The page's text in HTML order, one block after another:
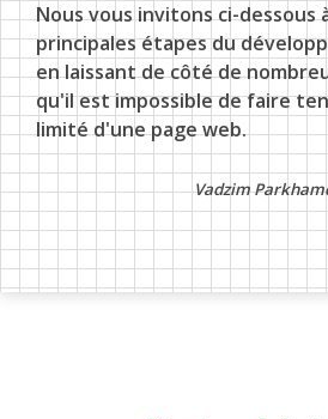
Nous vous invitons ci-dessous
principales étapes du
en laissant de côté de
qu'il est impossible de faire
limité d'une page web.
Vadzim